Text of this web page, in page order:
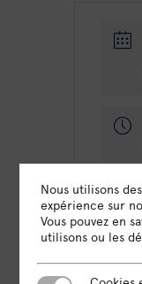
Nous utilisons
expérience sur
Vous pouvez en
utilisons ou les